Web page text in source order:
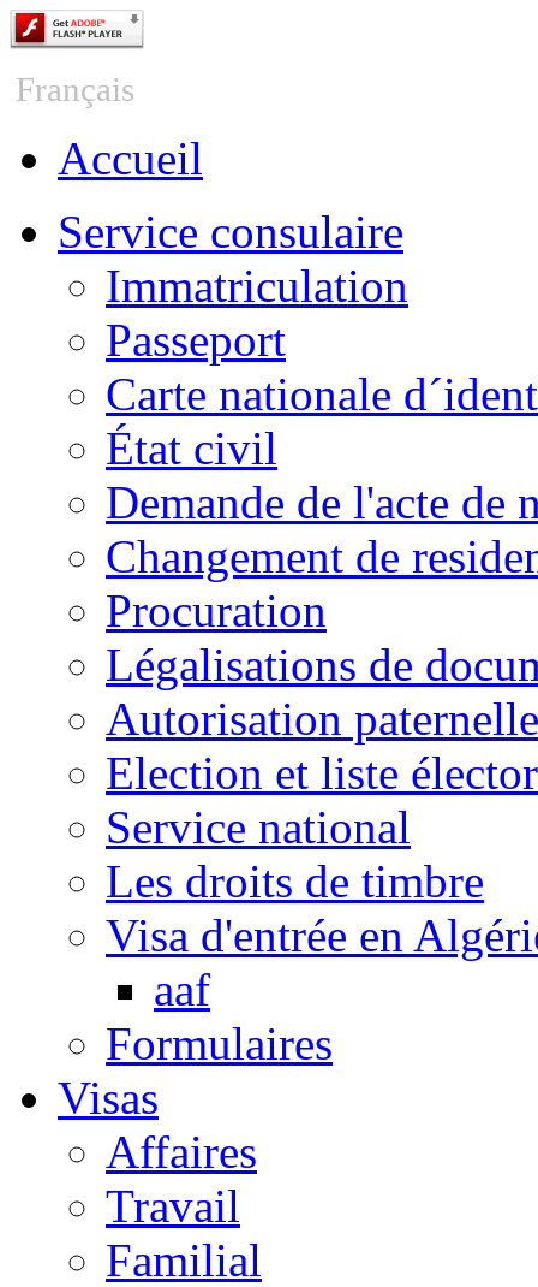
Français
Accueil
Service consulaire
Immatriculation
Passeport
Carte nationale
État civil
Demande de l'acte de
Changement de
Procuration
Légalisations de
Autorisation paternelle
Election et liste
Service national
Les droits de timbre
Visa d'entrée en
aaf
Formulaires
Visas
Affaires
Travail
Familial